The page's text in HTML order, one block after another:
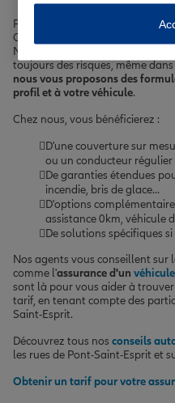
Pont-Saint-Esprit, avec ses rues
Crémieux ou la rue de la
Néanmoins, circuler en voiture,
toujours des risques, même
nous vous proposons des
profil et à votre véhicule.
Chez nous, vous bénéficierez :
D'une couverture sur
ou un conducteur régulier
De garanties étendues
incendie, bris de glace...
D'options
assistance 0km, véhicule
De solutions spécifiques si
Nos agents vous conseillent sur
comme l'assurance d'un
sont là pour vous aider à
tarif, en tenant compte des
Saint-Esprit.
Découvrez tous nos conseils
les rues de Pont-Saint-Esprit et
Obtenir un tarif pour votre